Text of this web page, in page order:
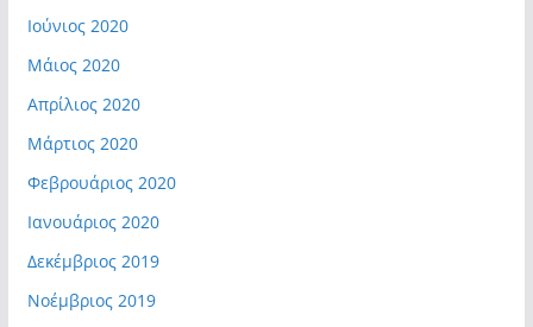
Ιούνιος 2020
Μάιος 2020
Απρίλιος 2020
Μάρτιος 2020
Φεβρουάριος 2020
Ιανουάριος 2020
Δεκέμβριος 2019
Νοέμβριος 2019